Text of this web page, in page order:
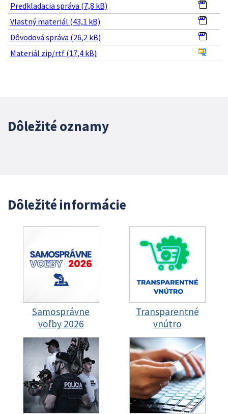
Predkladacia správa (7,8 kB)
Vlastný materiál (43,1 kB)
Dôvodová správa (26,2 kB)
Materiál zip/rtf (17,4 kB)
Dôležité oznamy
Dôležité informácie
Samosprávne
voľby 2026
Transparentné
vnútro